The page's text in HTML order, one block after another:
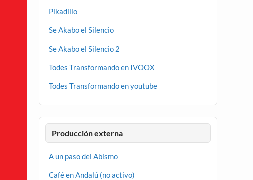
Pikadillo
Se Akabo el Silencio
Se Akabo el Silencio 2
Todes Transformando en IVOOX
Todes Transformando en youtube
Producción externa
A un paso del Abismo
Café en Andalú (no activo)